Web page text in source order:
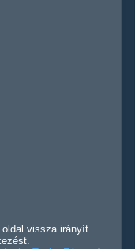
vissza irányít